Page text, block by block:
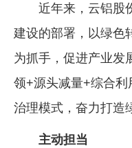
近年来，云铝股
建设的部署，以绿色
为抓手，促进产业发
领+源头减量+综合利
治理模式，奋力打造
主动担当